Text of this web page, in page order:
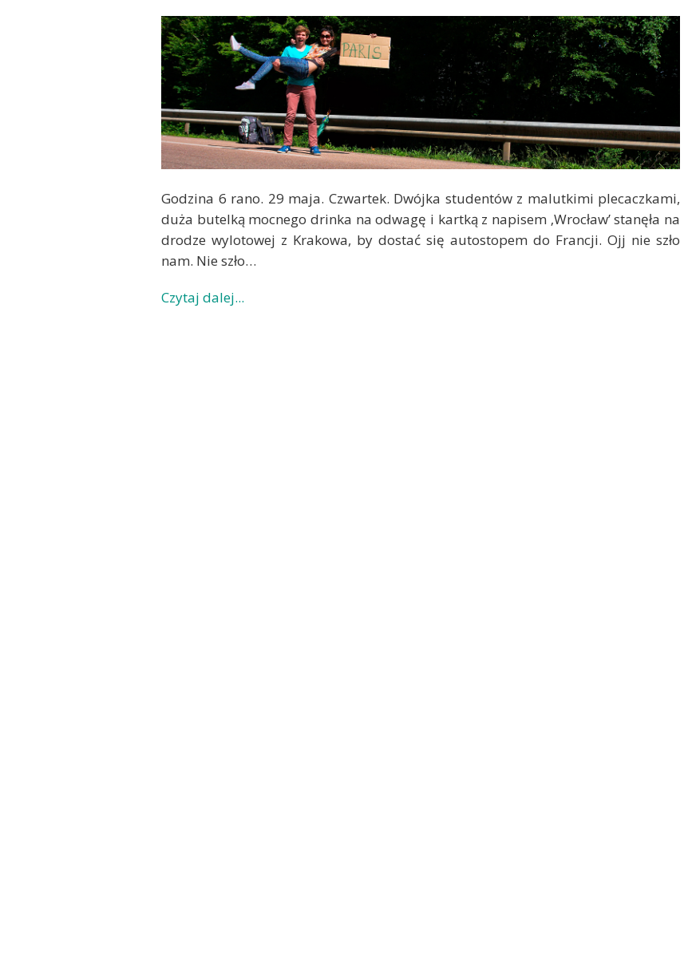
Godzina 6 rano. 29 maja. Czwartek. Dwójka studentów z malutkimi plecaczkami,
duża butelką mocnego drinka na odwagę i kartką z napisem ‚Wrocław’ stanęła na
drodze wylotowej z Krakowa, by dostać się autostopem do Francji. Ojj nie szło
nam. Nie szło…
Czytaj dalej...